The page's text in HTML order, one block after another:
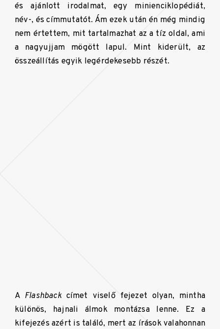
és ajánlott irodalmat, egy minienciklopédiát,
név-, és címmutatót. Ám ezek után én még mindig
nem értettem, mit tartalmazhat az a tíz oldal, ami
a nagyujjam mögött lapul. Mint kiderült, az
összeállítás egyik legérdekesebb részét.
A Flashbackcímet viselő fejezet olyan, mintha
különös, hajnali álmok montázsa lenne. Ez a
kifejezés azért is találó, mert az írások valahonnan